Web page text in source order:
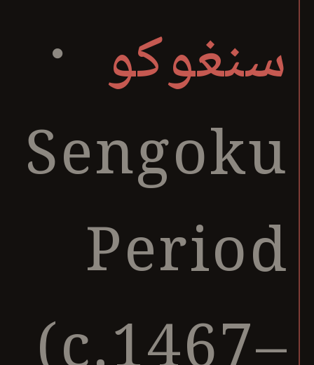
سنغوكو ・
Sengoku
Period